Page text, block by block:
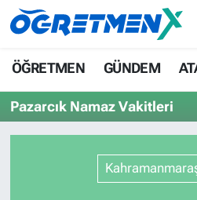
ÖĞRETMEN GÜNDEM
Pazarcık Namaz Vakitleri
ÖĞRETMEN
GÜNDEM
ATAMA - TAYİN
SINAVLAR
İstanbul Nöbetçi
İstanbul Hava Durumu
İstanbul Namaz Vakitleri
İstanbul Trafik Yoğunluk